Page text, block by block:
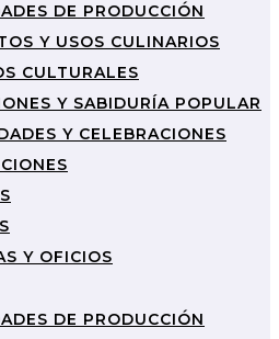
DE PRODUCCIÓN
Y USOS CULINARIOS
CULTURALES
Y SABIDURÍA POPULAR
Y CELEBRACIONES
Y OFICIOS
DE PRODUCCIÓN